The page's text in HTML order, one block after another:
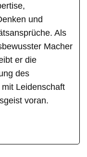
und
Als
Macher
er die
des
Leidenschaft
voran.